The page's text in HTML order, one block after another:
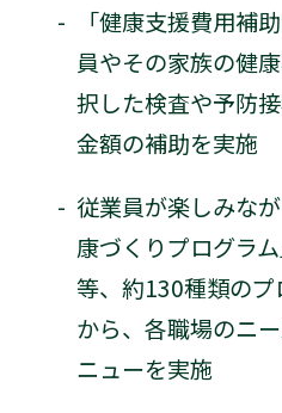
-
「健康支援費用補
員やその家族の健
択した検査や予防
金額の補助を実施
- 従業員が楽しみな
康づくりプログラ
等、約130種類の
から、各職場のニ
ニューを実施